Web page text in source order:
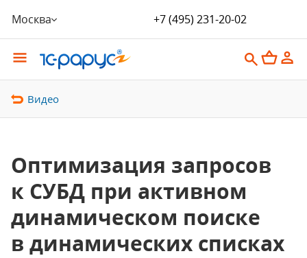
Москва +7 (495) 231-20-02
Видео
Оптимизация запросов
к СУБД при активном
динамическом поиске
в динамических списках